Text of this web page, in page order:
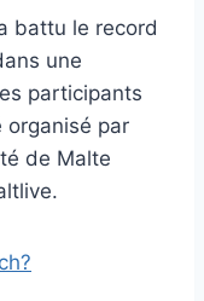
battu le record
une
participants
organisé par
de Malte